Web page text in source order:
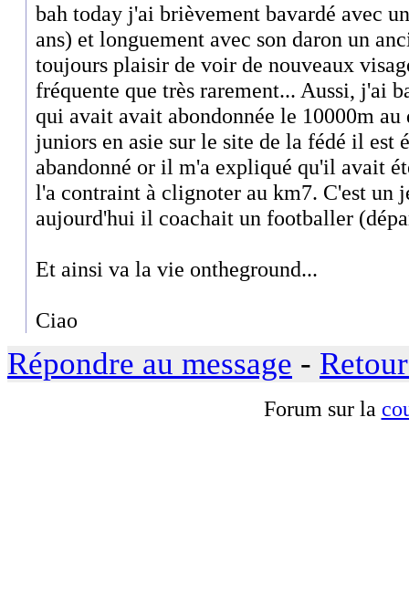
bah today j'ai brièvement bavardé avec
ans) et longuement avec son daron un
toujours plaisir de voir de nouveaux
fréquente que très rarement... Aussi, j'ai
qui avait avait abondonnée le 10000m
juniors en asie sur le site de la fédé il est
abandonné or il m'a expliqué qu'il avait
l'a contraint à clignoter au km7. C'est un
aujourd'hui il coachait un footballer
Et ainsi va la vie ontheground...
Ciao
Répondre au message -
Forum sur la